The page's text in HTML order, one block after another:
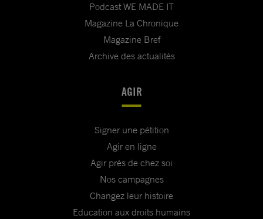
Podcast WE MADE IT
Magazine La Chronique
Magazine Bref
Archive des actualités
AGIR
Signer une pétition
Agir en ligne
Agir près de chez soi
Nos campagnes
Changez leur histoire
Education aux droits humains